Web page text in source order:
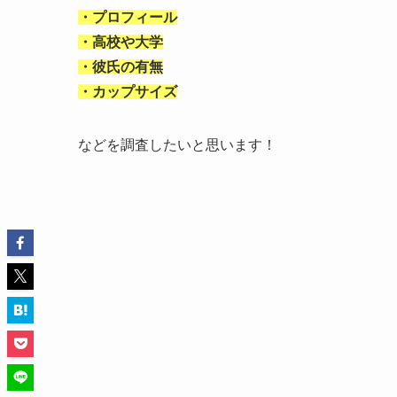
・プロフィール
・高校や大学
・彼氏の有無
・カップサイズ
などを調査したいと思います！